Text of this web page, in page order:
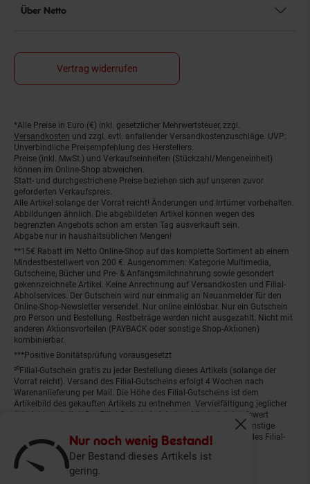
Nur noch wenig Bestand!
Der Bestand dieses Artikels ist
gering.
Fenster
Über Netto
Vertrag widerrufen
Fußnoten
*Alle Preise in Euro (€) inkl. gesetzlicher Mehrwertsteuer, zzgl.
Versandkosten und zzgl. evtl. anfallender Versandkostenzuschläge. UVP:
Unverbindliche Preisempfehlung des Herstellers.
Preise (inkl. MwSt.) und Verkaufseinheiten (Stückzahl/Mengeneinheit)
können im Online-Shop abweichen.
Statt- und durchgestrichene Preise beziehen sich auf unseren zuvor
geforderten Verkaufspreis.
Alle Artikel solange der Vorrat reicht! Änderungen und Irrtümer vorbehalten.
Abbildungen ähnlich. Die abgebildeten Artikel können wegen des
begrenzten Angebots schon am ersten Tag ausverkauft sein.
Abgabe nur in haushaltsüblichen Mengen!
**15€ Rabatt im Netto Online-Shop auf das komplette Sortiment ab einem
Mindestbestellwert von 200 €. Ausgenommen: Kategorie Multimedia,
Gutscheine, Bücher und Pre- & Anfangsmilchnahrung sowie gesondert
gekennzeichnete Artikel. Keine Anrechnung auf Versandkosten und Filial-
Abholservices. Der Gutschein wird nur einmalig an Neuanmelder für den
Online-Shop-Newsletter versendet. Nur online einlösbar. Nur ein Gutschein
pro Person und Bestellung. Restbeträge werden nicht ausgezahlt. Nicht mit
anderen Aktionsvorteilen (PAYBACK oder sonstige Shop-Aktionen)
kombinierbar.
***Positive Bonitätsprüfung vorausgesetzt
²⁰Filial-Gutschein gratis zu jeder Bestellung dieses Artikels (solange der
Vorrat reicht). Versand des Filial-Gutscheins erfolgt 4 Wochen nach
Warenanlieferung per Mail. Die Höhe des Filial-Gutscheins ist dem
Artikelbild des gekauften Artikels zu entnehmen. Vervielfältigung jeglicher
Art nicht gestattet. Der Filial-Gutschein ist ohne Mindesteinkaufswert
einlösbar. Nicht mit anderen Aktionsvorteilen (PAYBACK oder sonstige
Shop-Aktionen) kombinierbar. Der jeweilige Gültigkeitszeitraum des Filial-
Gutscheins ist darauf vermerkt.